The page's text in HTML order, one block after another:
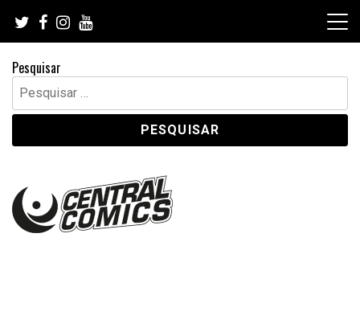
content
Pesquisar
Pesquisar
por: